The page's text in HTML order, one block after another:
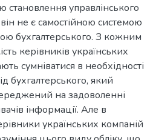
управлінського
не є самостійною системою
бухгалтерського. З кожним
керівників українських
сумніватися в необхідності
бухгалтерського, який
на задоволенні
інформації. Але в
українських компаній